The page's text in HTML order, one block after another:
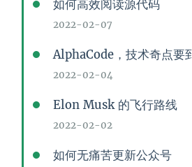
如何高效阅读源代码
2022-02-07
AlphaCode，技术奇点要
2022-02-04
Elon Musk 的飞行路线
2022-02-02
如何无痛苦更新公众号